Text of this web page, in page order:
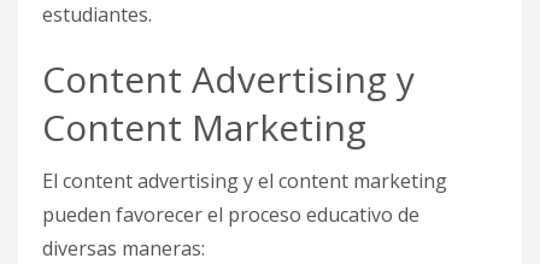
estudiantes.
Content Advertising y
Content Marketing
El content advertising y el content marketing
pueden favorecer el proceso educativo de
diversas maneras: